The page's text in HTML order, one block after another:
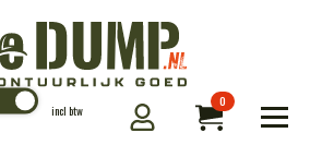
incl btw
0